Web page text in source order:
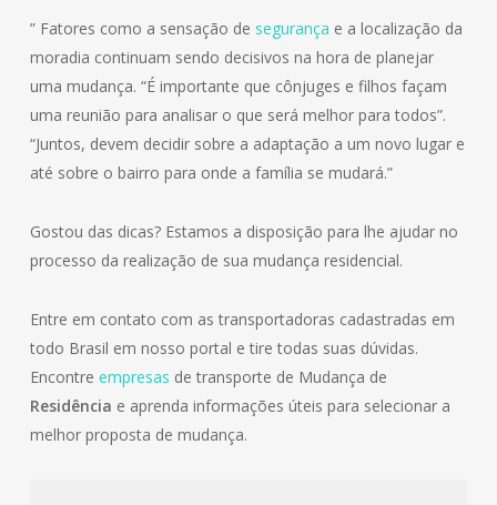
” Fatores como a sensação de segurança e a localização da
moradia continuam sendo decisivos na hora de planejar
uma mudança. “É importante que cônjuges e filhos façam
uma reunião para analisar o que será melhor para todos”.
“Juntos, devem decidir sobre a adaptação a um novo lugar e
até sobre o bairro para onde a família se mudará.”
Gostou das dicas? Estamos a disposição para lhe ajudar no
processo da realização de sua mudança residencial.
Entre em contato com as transportadoras cadastradas em
todo Brasil em nosso portal e tire todas suas dúvidas.
Encontre empresas de transporte de Mudança de
Residência e aprenda informações úteis para selecionar a
melhor proposta de mudança.